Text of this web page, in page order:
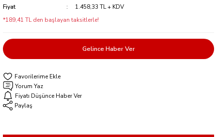
Fiyat
1.458,33 TL + KDV
*189,41 TL den başlayan taksitlerle!
Gelince Haber Ver
Yorum Yaz
Fiyatı Düşünce Haber Ver
Paylaş